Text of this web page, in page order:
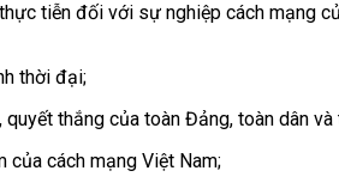
tiễn đối với sự nghiệp cách mạng
thời đại;
thắng của toàn Đảng, toàn dân và
cách mạng Việt Nam;